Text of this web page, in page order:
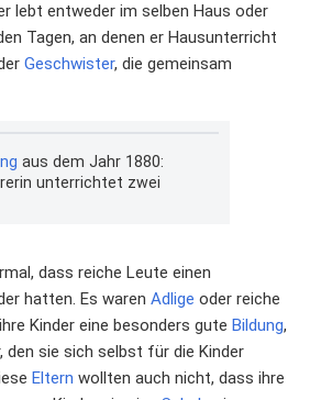
lebt entweder im selben Haus oder
Tagen, an denen er Hausunterricht
Geschwister, die gemeinsam
aus dem Jahr 1880:
unterrichtet zwei
dass reiche Leute einen
hatten. Es waren Adlige oder reiche
Kinder eine besonders gute Bildung,
den sie sich selbst für die Kinder
Eltern wollten auch nicht, dass ihre